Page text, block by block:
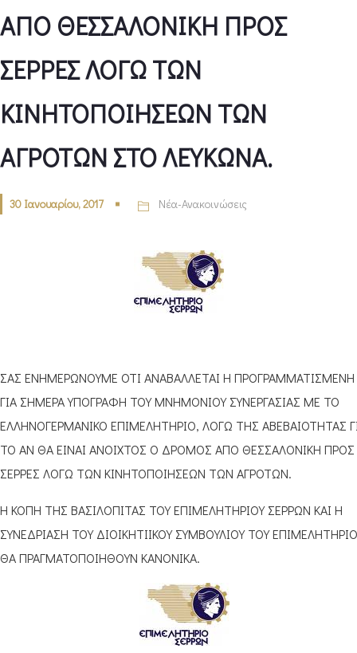
ΑΠΟ ΘΕΣΣΑΛΟΝΙΚΗ ΠΡΟΣ
ΣΕΡΡΕΣ ΛΟΓΩ ΤΩΝ
ΚΙΝΗΤΟΠΟΙΗΣΕΩΝ ΤΩΝ
ΑΓΡΟΤΩΝ ΣΤΟ ΛΕΥΚΩΝΑ.
30 Ιανουαρίου, 2017 Νέα-Ανακοινώσεις
ΣΑΣ ΕΝΗΜΕΡΩΝΟΥΜΕ ΟΤΙ ΑΝΑΒΑΛΛΕΤΑΙ Η ΠΡΟΓΡΑΜΜΑΤΙΣΜΕΝΗ
ΓΙΑ ΣΗΜΕΡΑ ΥΠΟΓΡΑΦΗ ΤΟΥ ΜΝΗΜΟΝΙΟΥ ΣΥΝΕΡΓΑΣΙΑΣ ΜΕ ΤΟ
ΕΛΛΗΝΟΓΕΡΜΑΝΙΚΟ ΕΠΙΜΕΛΗΤΗΡΙΟ, ΛΟΓΩ ΤΗΣ ΑΒΕΒΑΙΟΤΗΤΑΣ
ΤΟ ΑΝ ΘΑ ΕΙΝΑΙ ΑΝΟΙΧΤΟΣ Ο ΔΡΟΜΟΣ ΑΠΟ ΘΕΣΣΑΛΟΝΙΚΗ ΠΡΟΣ
ΣΕΡΡΕΣ ΛΟΓΩ ΤΩΝ ΚΙΝΗΤΟΠΟΙΗΣΕΩΝ ΤΩΝ ΑΓΡΟΤΩΝ.
Η ΚΟΠΗ ΤΗΣ ΒΑΣΙΛΟΠΙΤΑΣ ΤΟΥ ΕΠΙΜΕΛΗΤΗΡΙΟΥ ΣΕΡΡΩΝ ΚΑΙ Η
ΣΥΝΕΔΡΙΑΣΗ ΤΟΥ ΔΙΟΙΚΗΤΙΙΚΟΥ ΣΥΜΒΟΥΛΙΟΥ ΤΟΥ
ΘΑ ΠΡΑΓΜΑΤΟΠΟΙΗΘΟΥΝ ΚΑΝΟΝΙΚΑ.